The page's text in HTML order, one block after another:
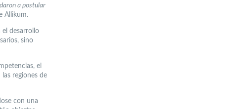
a postular
Allikum.
el desarrollo
sino
el
regiones de
con una